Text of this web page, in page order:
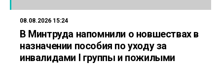
08.08.2026 15:24
В Минтруда напомнили о новшествах в
назначении пособия по уходу за
инвалидами I группы и пожилыми